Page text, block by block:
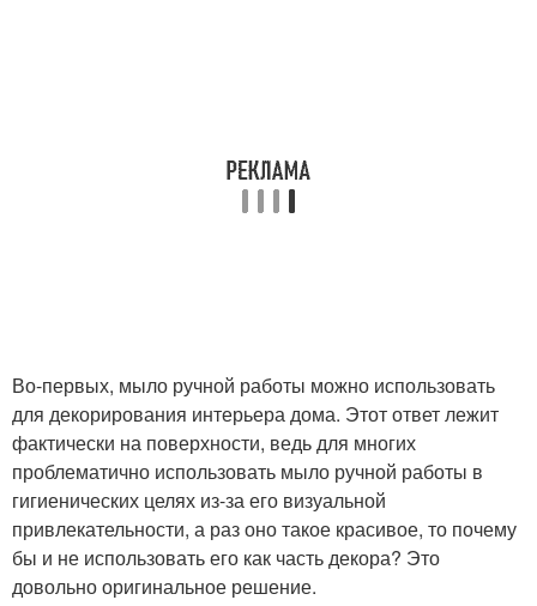
Во-первых, мыло ручной работы можно использовать
для декорирования интерьера дома. Этот ответ лежит
фактически на поверхности, ведь для многих
проблематично использовать мыло ручной работы в
гигиенических целях из-за его визуальной
привлекательности, а раз оно такое красивое, то почему
бы и не использовать его как часть декора? Это
довольно оригинальное решение.